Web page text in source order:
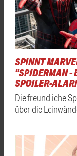
SPINNT
"SPIDERMAN -
SPOILER-
Die freundliche
über die